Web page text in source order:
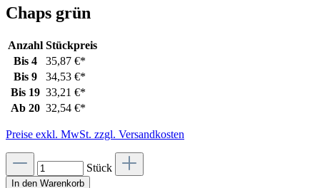
Chaps grün
Anzahl Stückpreis
Bis 4
35,87 €*
Bis 9
34,53 €*
Bis 19 33,21 €*
Ab 20 32,54 €*
Preise exkl. MwSt. zzgl. Versandkosten
Stück
In den Warenkorb